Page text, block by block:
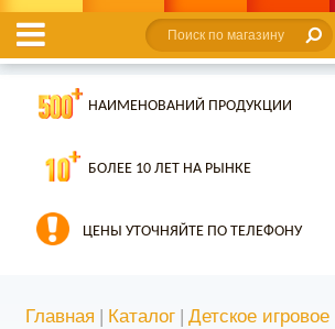
НАИМЕНОВАНИЙ ПРОДУКЦИИ
БОЛЕЕ 10 ЛЕТ НА РЫНКЕ
ЦЕНЫ УТОЧНЯЙТЕ ПО ТЕЛЕФОНУ
Главная | Каталог | Детское